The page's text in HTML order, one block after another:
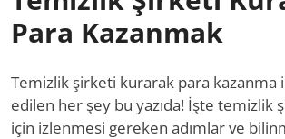
Para Kazanmak
Temizlik şirketi kurarak para kazanma
edilen her şey bu yazıda! İşte temizlik
için izlenmesi gereken adımlar ve